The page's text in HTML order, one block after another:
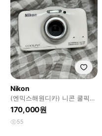
Nikon
(엔믹스해원디카) 니콘 쿨픽스
s32 빈티지디카
170,000원
55